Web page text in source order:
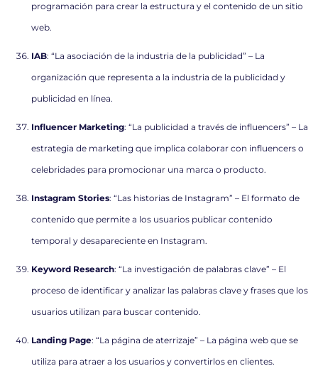
programación para crear la estructura y el contenido de un sitio
web.
IAB: “La asociación de la industria de la publicidad” – La
organización que representa a la industria de la publicidad y
publicidad en línea.
Influencer Marketing: “La publicidad a través de influencers” – La
estrategia de marketing que implica colaborar con influencers o
celebridades para promocionar una marca o producto.
Instagram Stories: “Las historias de Instagram” – El formato de
contenido que permite a los usuarios publicar contenido
temporal y desapareciente en Instagram.
Keyword Research: “La investigación de palabras clave” – El
proceso de identificar y analizar las palabras clave y frases que los
usuarios utilizan para buscar contenido.
Landing Page: “La página de aterrizaje” – La página web que se
utiliza para atraer a los usuarios y convertirlos en clientes.